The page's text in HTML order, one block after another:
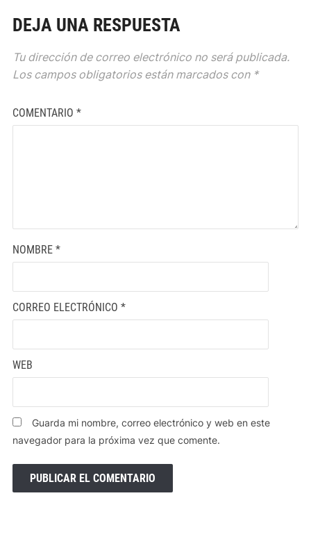
DEJA UNA RESPUESTA
Tu dirección de correo electrónico no será publicada.
Los campos obligatorios están marcados con *
COMENTARIO *
NOMBRE *
CORREO ELECTRÓNICO *
WEB
Guarda mi nombre, correo electrónico y web en este
navegador para la próxima vez que comente.